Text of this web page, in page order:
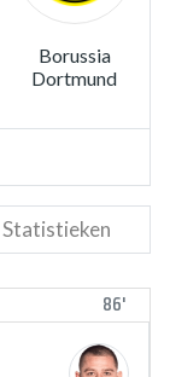
Borussia
Dortmund
Statistieken
86'